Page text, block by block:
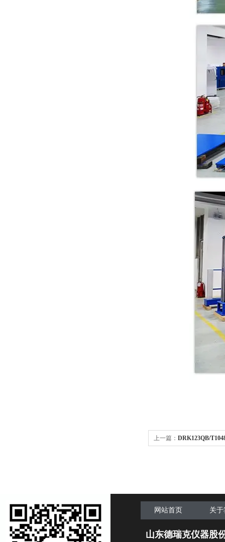
上一篇： DRK123QB/
网站首页 关
山东德瑞克仪器股